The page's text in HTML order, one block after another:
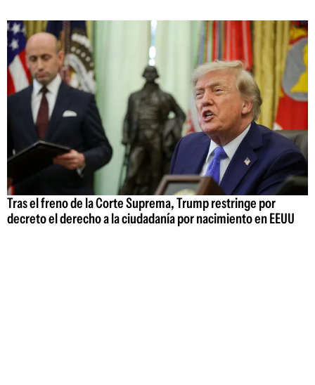
Tras el freno de la Corte Suprema, Trump restringe por
decreto el derecho a la ciudadanía por nacimiento en EEUU